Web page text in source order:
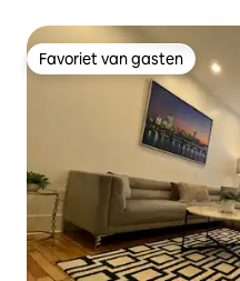
Favoriet van gasten
Favoriet van gasten